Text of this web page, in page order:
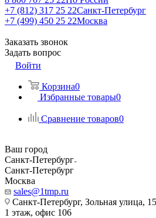
+7 (812) 317 25 22Санкт-Петербург
+7 (499) 450 25 22Москва
Заказать звонок
Задать вопрос
Войти
Корзина0
Избранные товары0
Сравнение товаров0
Ваш город
Санкт-Петербург
Санкт-Петербург
Москва
sales@1tmp.ru
Санкт-Петербург, Зольная улица,
1 этаж, офис 106